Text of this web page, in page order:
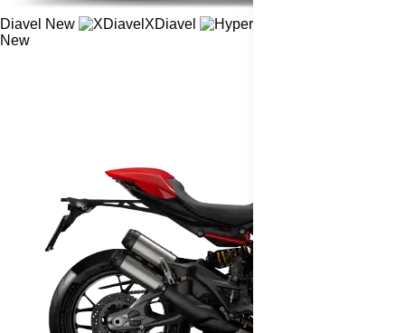
Diavel New XDiavel
New